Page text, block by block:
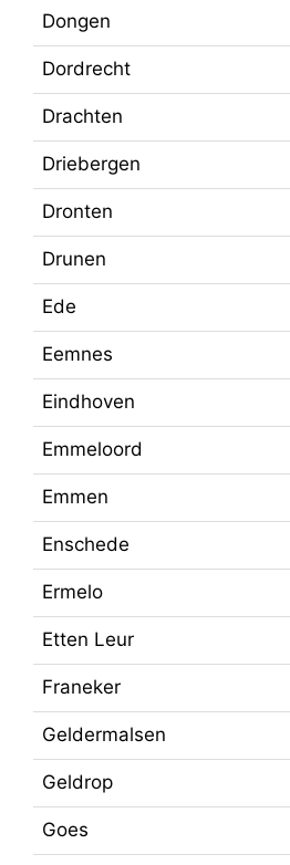
Dongen
Dordrecht
Drachten
Driebergen
Dronten
Drunen
Ede
Eemnes
Eindhoven
Emmeloord
Emmen
Enschede
Ermelo
Etten Leur
Franeker
Geldermalsen
Geldrop
Goes